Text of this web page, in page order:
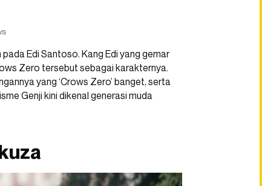
Edi Santoso. Kang Edi yang gemar
Zero tersebut sebagai karakternya.
yang ‘Crows Zero’ banget, serta
Genji kini dikenal generasi muda